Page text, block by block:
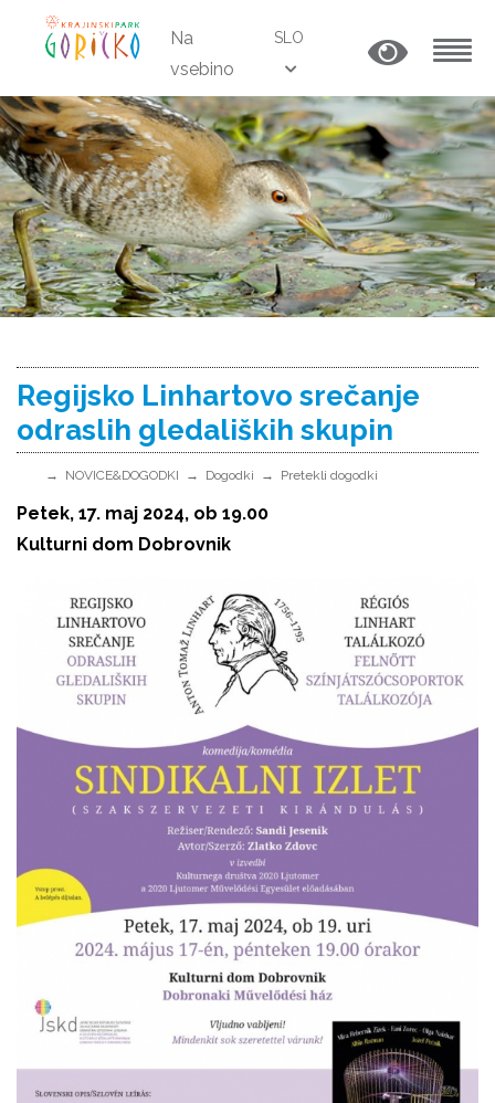
Na
vsebino
SLO
Regijsko Linhartovo srečanje
odraslih gledaliških skupin
NOVICE&DOGODKI Dogodki Pretekli dogodki
Petek, 17. maj 2024, ob 19.00
Kulturni dom Dobrovnik